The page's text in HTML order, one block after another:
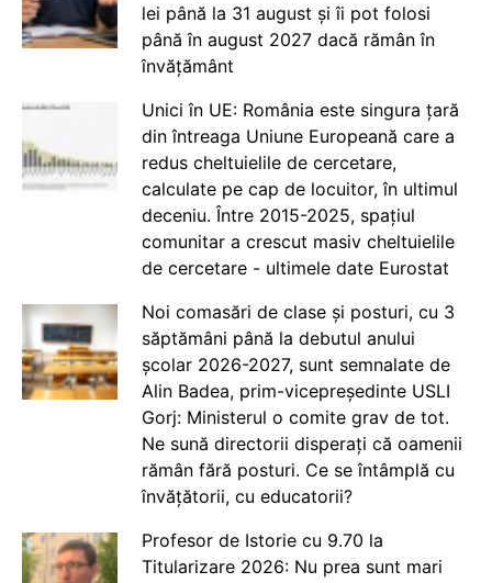
lei până la 31 august și îi pot folosi
până în august 2027 dacă rămân în
învățământ
Unici în UE: România este singura țară
din întreaga Uniune Europeană care a
redus cheltuielile de cercetare,
calculate pe cap de locuitor, în ultimul
deceniu. Între 2015-2025, spațiul
comunitar a crescut masiv cheltuielile
de cercetare - ultimele date Eurostat
Noi comasări de clase și posturi, cu 3
săptămâni până la debutul anului
școlar 2026-2027, sunt semnalate de
Alin Badea, prim-vicepreședinte USLI
Gorj: Ministerul o comite grav de tot.
Ne sună directorii disperați că oamenii
rămân fără posturi. Ce se întâmplă cu
învățătorii, cu educatorii?
Profesor de Istorie cu 9.70 la
Titularizare 2026: Nu prea sunt mari